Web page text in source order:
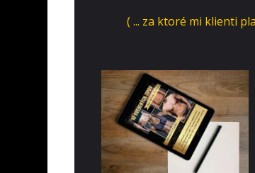
( ... za ktoré mi klienti